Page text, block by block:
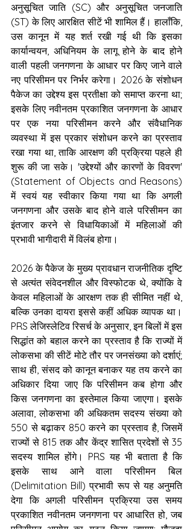
अनुसूचित जाति (SC) और अनुसूचित जनजाति
(ST) के लिए आरक्षित सीटें भी शामिल हैं। हालाँकि,
उस कानून में यह शर्त रखी गई थी कि इसका
कार्यान्वयन, अधिनियम के लागू होने के बाद होने
वाली पहली जनगणना के आधार पर किए जाने वाले
नए परिसीमन पर निर्भर करेगा। 2026 के संशोधन
पैकेज का उद्देश्य इस प्रतीक्षा को समाप्त करना था;
इसके लिए नवीनतम प्रकाशित जनगणना के आधार
पर एक नया परिसीमन करने और संवैधानिक
व्यवस्था में इस प्रकार संशोधन करने का प्रस्ताव
रखा गया था, ताकि आरक्षण की प्रक्रिया पहले ही
शुरू की जा सके। 'उद्देश्यों और कारणों के विवरण'
(Statement of Objects and Reasons)
में स्वयं यह स्वीकार किया गया था कि अगली
जनगणना और उसके बाद होने वाले परिसीमन का
इंतजार करने से विधायिकाओं में महिलाओं की
प्रभावी भागीदारी में विलंब होगा।
2026 के पैकेज के मुख्य प्रावधान राजनीतिक दृष्टि
से अत्यंत संवेदनशील और विस्फोटक थे, क्योंकि वे
केवल महिलाओं के आरक्षण तक ही सीमित नहीं थे,
बल्कि उनका दायरा इससे कहीं अधिक व्यापक था।
PRS लेजिस्लेटिव रिसर्च के अनुसार, इन बिलों में इस
सिद्धांत को बहाल करने का प्रस्ताव है कि राज्यों में
लोकसभा की सीटें मोटे तौर पर जनसंख्या को दर्शाएं;
साथ ही, संसद को कानून बनाकर यह तय करने का
अधिकार दिया जाए कि परिसीमन कब होगा और
किस जनगणना का इस्तेमाल किया जाएगा। इसके
अलावा, लोकसभा की अधिकतम सदस्य संख्या को
550 से बढ़ाकर 850 करने का प्रस्ताव है, जिसमें
राज्यों से 815 तक और केंद्र शासित प्रदेशों से 35
सदस्य शामिल होंगे। PRS यह भी बताता है कि
इसके साथ आने वाला परिसीमन बिल
(Delimitation Bill) प्रभावी रूप से यह अनुमति
देगा कि अगली परिसीमन प्रक्रिया उस समय
प्रकाशित नवीनतम जनगणना पर आधारित हो, जब